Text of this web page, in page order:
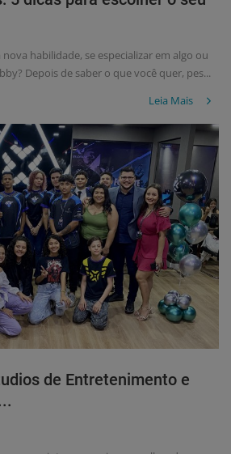
habilidade, se especializar em algo ou
Depois de saber o que você quer, pes...
Leia Mais
de Entretenimento e